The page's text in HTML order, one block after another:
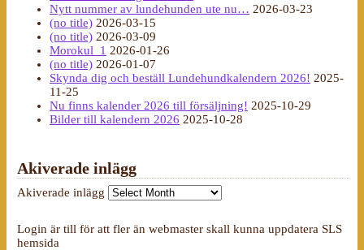
Nytt nummer av lundehunden ute nu… 2026-03-23
(no title) 2026-03-15
(no title) 2026-03-09
Morokul_1 2026-01-26
(no title) 2026-01-07
Skynda dig och beställ Lundehundkalendern 2026! 2025-
11-25
Nu finns kalender 2026 till försäljning! 2025-10-29
Bilder till kalendern 2026 2025-10-28
Akiverade inlägg
Akiverade inlägg
Login är till för att fler än webmaster skall kunna uppdatera SLS
hemsida